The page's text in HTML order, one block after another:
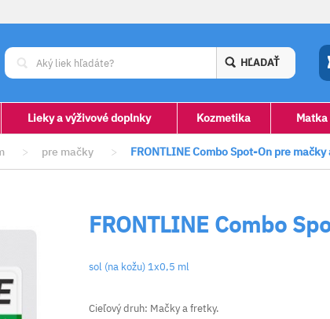
HĽADAŤ
Lieky a výživové doplnky Kozmetika
> pre mačky > FRONTLINE Combo Spot-On pre
FRONTLINE Combo
sol (na kožu) 1x0,5 ml
Cieľový druh: Mačky a fretky.